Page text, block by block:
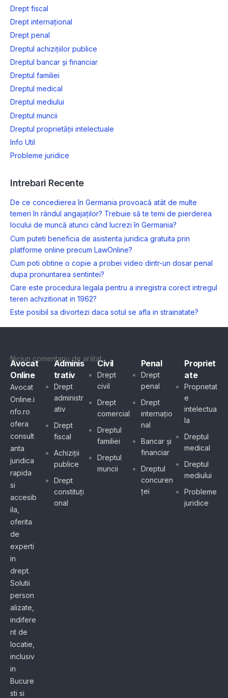
Drept fiscal
Drept internațional
Drept penal
Dreptul achizițiilor publice
Dreptul bancar și financiar
Dreptul familiei
Dreptul medical
Dreptul mediului
Dreptul muncii
Dreptul proprietății intelectuale
Info Util
Probleme juridice
Intrebari Recente
De ce concedierea în Germania provoacă atât de multe
temeri în rândul angajaților? Trebuie să te temi de pierderea
locului de muncă atunci când lucrezi în Germania?
Cum puteti beneficia de asistenta juridica gratuita prin
platforme online precum LawOnline?
Cum poti obtine o copie a probei video dintr-un dosar penal
dupa pronuntarea sentintei?
Care este procedura legala pentru a inregistra corect intregul
teren achizitionat in 1962?
Este posibil sa divortezi daca sotul se afla in strainatate?
Niciun comentariu de arătat.
Avocat
Online
Avocat
Online.i
nfo.ro
ofera
consult
anta
juridica
rapida
si
accesib
ila,
oferita
de
experti
in
drept.
Solutii
person
alizate,
indifere
nt de
locatie,
inclusiv
in
Bucure
sti si
Adminis
trativ
Drept
administr
ativ
Drept
fiscal
Achiziții
publice
Drept
constituți
onal
Civil
Drept
civil
Drept
comercial
Dreptul
familiei
Dreptul
muncii
Penal
Drept
penal
Drept
internațio
nal
Bancar și
financiar
Dreptul
concuren
ței
Propriet
ate
Proprietat
e
intelectua
la
Dreptul
medical
Dreptul
mediului
Probleme
juridice